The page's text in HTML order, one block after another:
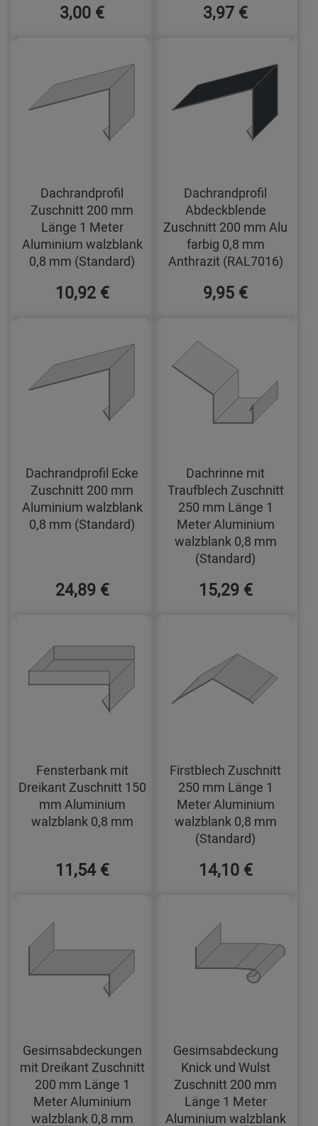
3,00 € 3,97 €
Dachrandprofil
Zuschnitt 200 mm
Länge 1 Meter
Aluminium walzblank
0,8 mm (Standard)
10,92 €
Dachrandprofil
Abdeckblende
Zuschnitt 200 mm Alu
farbig 0,8 mm
Anthrazit (RAL7016)
9,95 €
Dachrandprofil Ecke
Zuschnitt 200 mm
Aluminium walzblank
0,8 mm (Standard)
24,89 €
Dachrinne mit
Traufblech Zuschnitt
250 mm Länge 1
Meter Aluminium
walzblank 0,8 mm
(Standard)
15,29 €
Fensterbank mit
Dreikant Zuschnitt 150
mm Aluminium
walzblank 0,8 mm
11,54 €
Firstblech Zuschnitt
250 mm Länge 1
Meter Aluminium
walzblank 0,8 mm
(Standard)
14,10 €
Gesimsabdeckungen
mit Dreikant Zuschnitt
200 mm Länge 1
Meter Aluminium
walzblank 0,8 mm
Gesimsabdeckung
Knick und Wulst
Zuschnitt 200 mm
Länge 1 Meter
Aluminium walzblank